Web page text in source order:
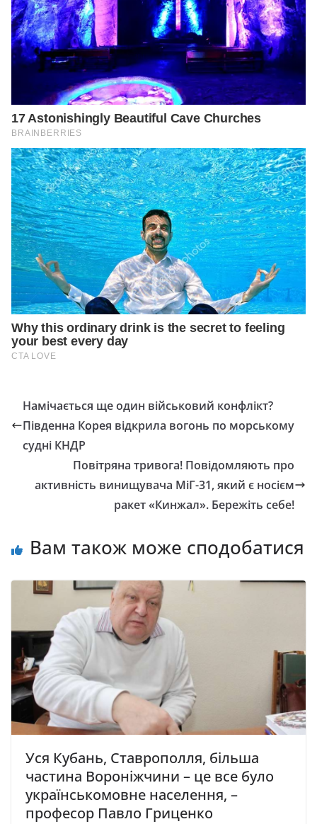
Намічається ще один військовий конфлікт?
Південна Корея відкрила вогонь по морському
судні КНДР
Повітряна тривога! Повідомляють про
активність винищувача МіГ-31, який є носієм
ракет «Кинжал». Бережіть себе!
Вам також може сподобатися
Уся Кубань, Ставрополля, більша
частина Вороніжчини – це все було
українськомовне населення, –
професор Павло Гриценко